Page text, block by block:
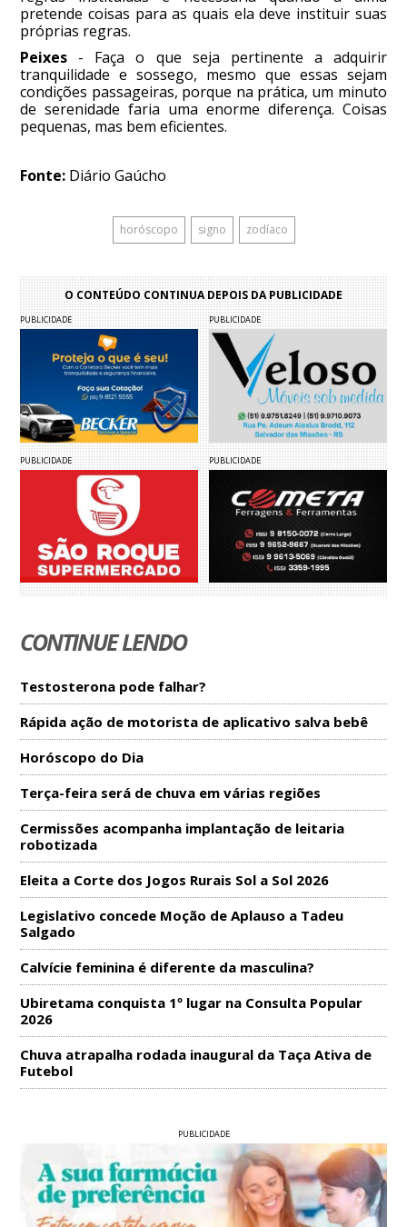
pretende coisas para as quais ela deve instituir suas
próprias regras.
Peixes - Faça o que seja pertinente a adquirir
tranquilidade e sossego, mesmo que essas sejam
condições passageiras, porque na prática, um minuto
de serenidade faria uma enorme diferença. Coisas
pequenas, mas bem eficientes.
Fonte: Diário Gaúcho
horóscopo signo zodíaco
O CONTEÚDO CONTINUA DEPOIS DA PUBLICIDADE
PUBLICIDADE PUBLICIDADE
PUBLICIDADE PUBLICIDADE
CONTINUE LENDO
Testosterona pode falhar?
Rápida ação de motorista de aplicativo salva bebê
Horóscopo do Dia
Terça-feira será de chuva em várias regiões
Cermissões acompanha implantação de leitaria
robotizada
Eleita a Corte dos Jogos Rurais Sol a Sol 2026
Legislativo concede Moção de Aplauso a Tadeu
Salgado
Calvície feminina é diferente da masculina?
Ubiretama conquista 1º lugar na Consulta Popular
2026
Chuva atrapalha rodada inaugural da Taça Ativa de
Futebol
PUBLICIDADE